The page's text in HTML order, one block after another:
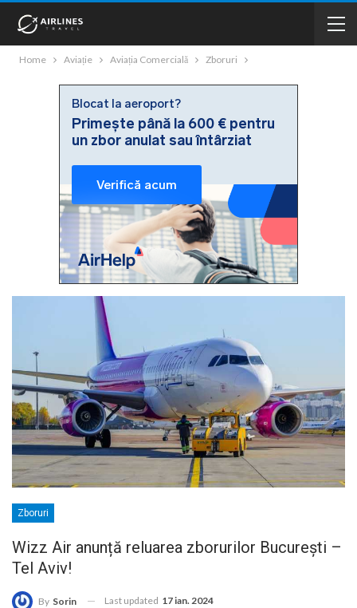
Home Aviație Aviația Comercială Zboruri
Zboruri
Wizz Air anunță reluarea zborurilor București –
Tel Aviv!
By Sorin Last updated 17 ian. 2024